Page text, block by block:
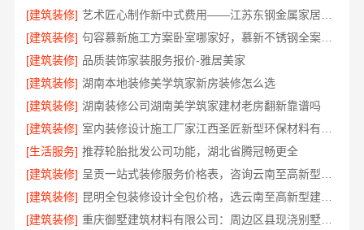
[建筑装修]
[建筑装修]
句容慕新施工方案卧室哪家好，慕新不锈钢全案装修口碑
[建筑装修] 品质装饰家装服务报价-雅居美家
[建筑装修] 湖南本地装修美学筑家新房装修怎么选
[建筑装修] 湖南装修公司湖南美学筑家建材老房翻新靠谱吗
[建筑装修]
[生活服务] 推荐轮胎批发公司功能，湖北省腾冠畅更全
[建筑装修]
[建筑装修]
昆明全包装修设计全包价格，选云南至高新型建材有限公司
[建筑装修]
重庆御墅建筑材料有限公司：周边区县现浇别墅优惠活动